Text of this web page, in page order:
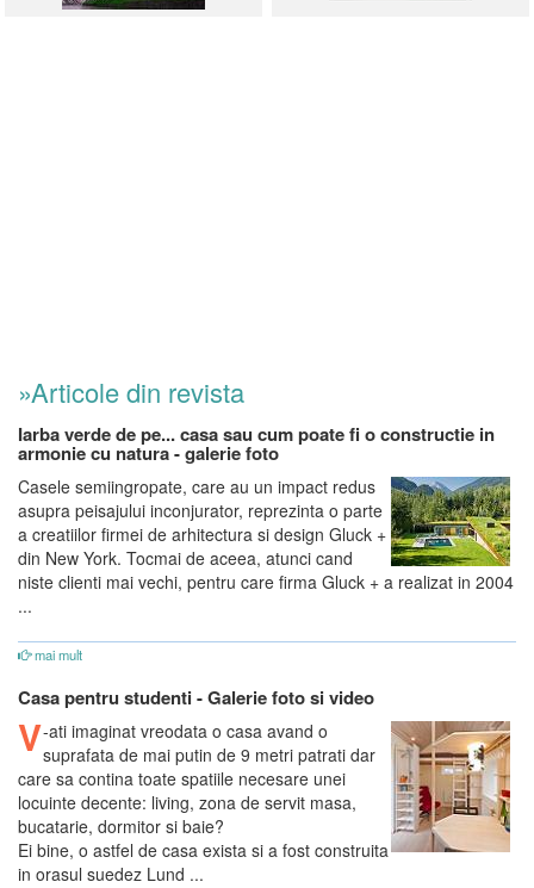
»Articole din revista
Iarba verde de pe... casa sau cum poate fi o constructie in
armonie cu natura - galerie foto
Casele semiingropate, care au un impact redus
asupra peisajului inconjurator, reprezinta o parte
a creatiilor firmei de arhitectura si design Gluck +
din New York. Tocmai de aceea, atunci cand
niste clienti mai vechi, pentru care firma Gluck + a realizat in 2004
...
mai mult
Casa pentru studenti - Galerie foto si video
V-ati imaginat vreodata o casa avand o
suprafata de mai putin de 9 metri patrati dar
care sa contina toate spatiile necesare unei
locuinte decente: living, zona de servit masa,
bucatarie, dormitor si baie?
Ei bine, o astfel de casa exista si a fost construita
in orasul suedez Lund ...